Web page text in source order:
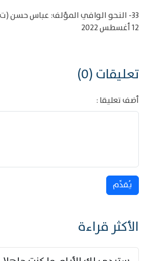
33- النحو الوافي المؤلف: عباس حسن (ت ١٣٩٨هـ)
12 أغسطس 2022
تعليقات (0)
أضف تعليقا :
يُقدِّم
الأكثر قراءة